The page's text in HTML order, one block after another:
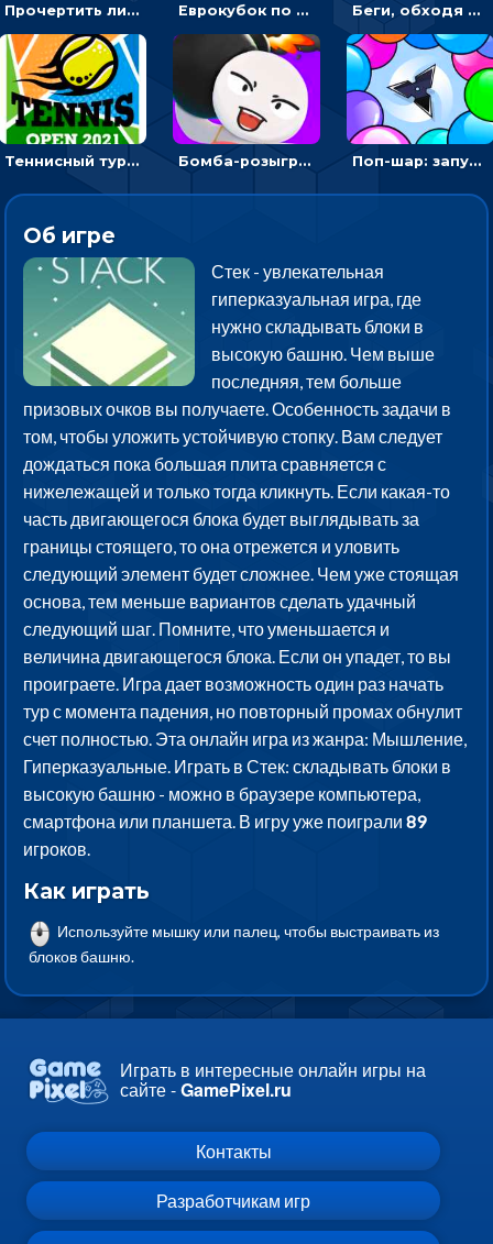
Прочертить линию, чтобы проехать на скейте, через преграды к финишу - для мальчиков Еврокубок по футболу 2021 в 3D: пасуй мяч и бей по воротам соперника Беги, обходя соперников и собирай бонусы - американский футбол
Теннисный турнир: подавать или отбивать шарик ракеткой Бомба-розыгрыш: передавай и беги – 3D гиперказуалка Поп-шар: запускать колючку, чтобы лопать воздушные шарики
Об игре
Стек - увлекательная
гиперказуальная игра, где
нужно складывать блоки в
высокую башню. Чем выше
последняя, тем больше
призовых очков вы получаете. Особенность задачи в
том, чтобы уложить устойчивую стопку. Вам следует
дождаться пока большая плита сравняется с
нижележащей и только тогда кликнуть. Если какая-то
часть двигающегося блока будет выглядывать за
границы стоящего, то она отрежется и уловить
следующий элемент будет сложнее. Чем уже стоящая
основа, тем меньше вариантов сделать удачный
следующий шаг. Помните, что уменьшается и
величина двигающегося блока. Если он упадет, то вы
проиграете. Игра дает возможность один раз начать
тур с момента падения, но повторный промах обнулит
счет полностью. Эта онлайн игра из жанра: Мышление,
Гиперказуальные. Играть в Стек: складывать блоки в
высокую башню - можно в браузере компьютера,
смартфона или планшета. В игру уже поиграли89
игроков.
Как играть
Используйте мышку или палец, чтобы выстраивать из
блоков башню.
Играть в интересные онлайн игры на
сайте -GamePixel.ru
Контакты
Разработчикам игр